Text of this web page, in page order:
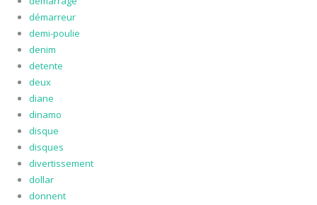
démarreur
demi-poulie
denim
detente
deux
diane
dinamo
disque
disques
divertissement
dollar
donnent